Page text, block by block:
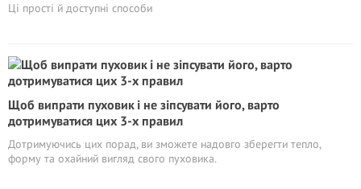
Ці прості й доступні способи
Щоб випрати пуховик і не зіпсувати його, варто
дотримуватися цих 3-х правил
Дотримуючись цих порад, ви зможете надовго зберегти тепло,
форму та охайний вигляд свого пуховика.